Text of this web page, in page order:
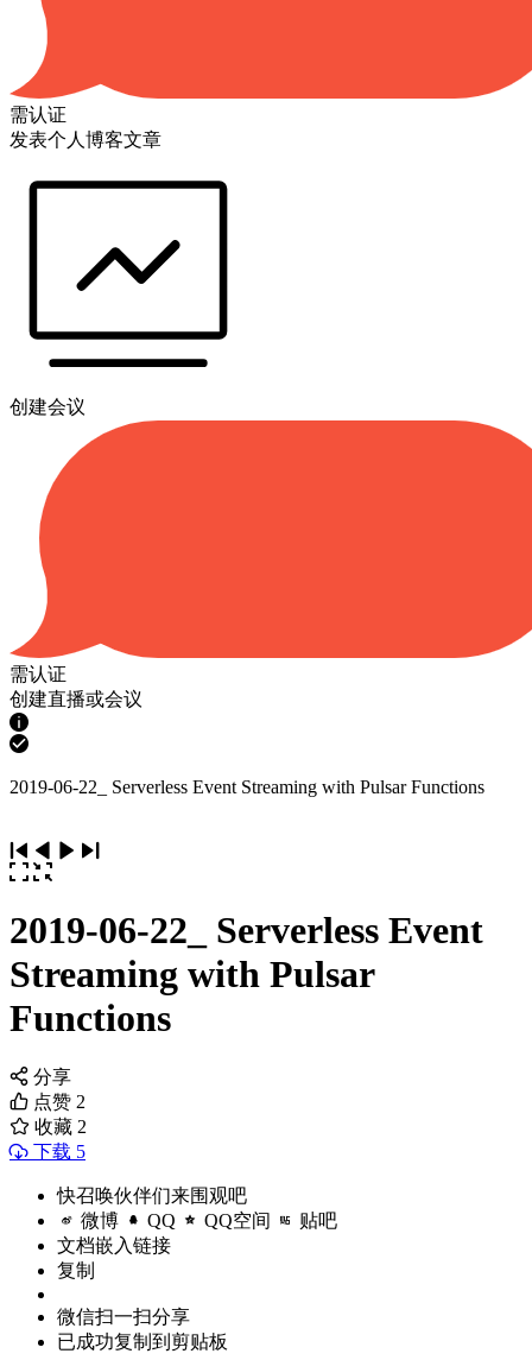
需认证
发表个人博客文章
创建会议
需认证
创建直播或会议
2019-06-22_ Serverless Event Streaming with Pulsar Functions
2019-06-22_ Serverless Event
Streaming with Pulsar
Functions
分享
点赞 2
收藏 2
下载 5
快召唤伙伴们来围观吧
微博 QQ QQ空间 贴吧
文档嵌入链接
复制
微信扫一扫分享
已成功复制到剪贴板